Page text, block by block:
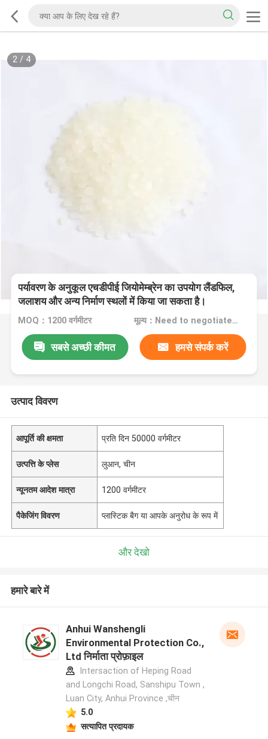
2/ 4
पर्यावरण के अनुकूल एचडीपीई जियोमेम्ब्रेन का उपयोग लैंडफिल,
जलाशय और अन्य निर्माण स्थलों में किया जा सकता है।
MOQ：1200 वर्गमीटर मूल्य：Need to negotiate according to the actual situation
सबसे अच्छी कीमत हमसे संपर्क करें
उत्पाद विवरण
आपूर्ति की क्षमता प्रति दिन 50000 वर्गमीटर
उत्पत्ति के प्लेस लुआन, चीन
न्यूनतम आदेश मात्रा 1200 वर्गमीटर
पैकेजिंग विवरण प्लास्टिक बैग या आपके अनुरोध के रूप में
और देखो
हमारे बारे में
Anhui Wanshengli
Environmental Protection Co.,
Ltd निर्माता प्रोफ़ाइल
Intersaction of Heping Road
and Longchi Road, Sanshipu Town ,
Luan City, Anhui Province ,चीन
5.0
सत्यापित प्रदायक